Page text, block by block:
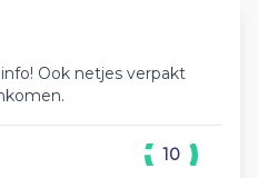
Ook netjes verpakt
10